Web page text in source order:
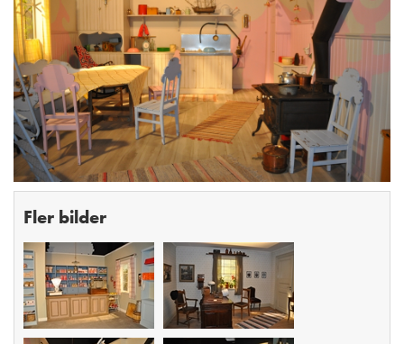
Fler bilder